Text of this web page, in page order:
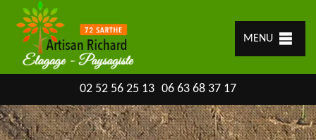
MENU
02 52 56 25 13 06 63 68 37 17